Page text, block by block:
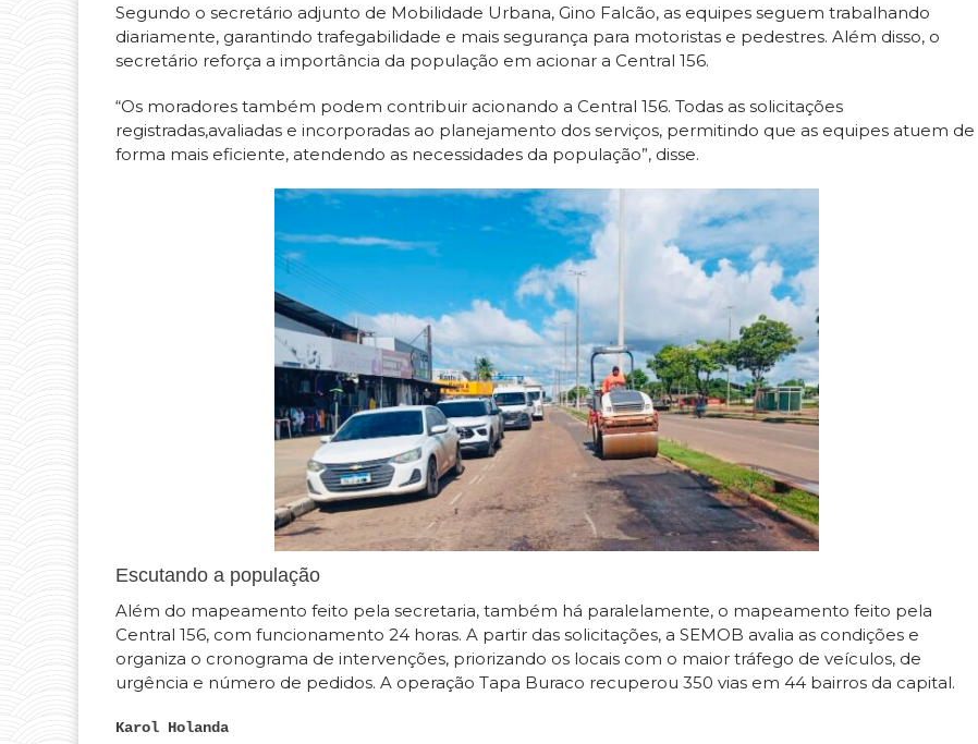
Segundo o secretário adjunto de Mobilidade Urbana, Gino Falcão, as equipes seguem trabalhando
diariamente, garantindo trafegabilidade e mais segurança para motoristas e pedestres. Além disso, o
secretário reforça a importância da população em acionar a Central 156.
“Os moradores também podem contribuir acionando a Central 156. Todas as solicitações
registradas,avaliadas e incorporadas ao planejamento dos serviços, permitindo que as equipes atuem de
forma mais eficiente, atendendo as necessidades da população”, disse.
Escutando a população
Além do mapeamento feito pela secretaria, também há paralelamente, o mapeamento feito pela
Central 156, com funcionamento 24 horas. A partir das solicitações, a SEMOB avalia as condições e
organiza o cronograma de intervenções, priorizando os locais com o maior tráfego de veículos, de
urgência e número de pedidos. A operação Tapa Buraco recuperou 350 vias em 44 bairros da capital.
Karol Holanda